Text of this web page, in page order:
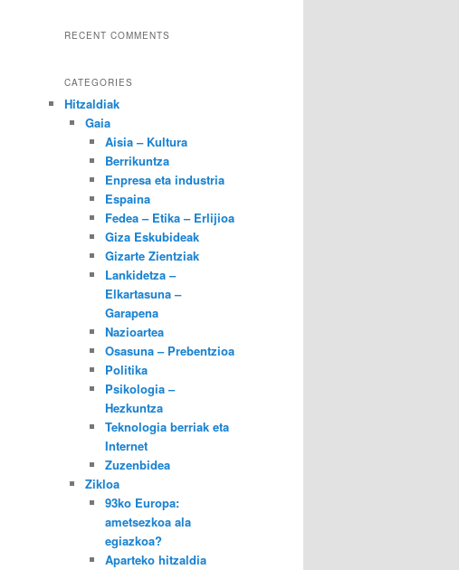
RECENT COMMENTS
CATEGORIES
Hitzaldiak
Gaia
Aisia – Kultura
Berrikuntza
Enpresa eta industria
Espaina
Fedea – Etika – Erlijioa
Giza Eskubideak
Gizarte Zientziak
Lankidetza –
Elkartasuna –
Garapena
Nazioartea
Osasuna – Prebentzioa
Politika
Psikologia –
Hezkuntza
Teknologia berriak eta
Internet
Zuzenbidea
Zikloa
93ko Europa:
ametsezkoa ala
egiazkoa?
Aparteko hitzaldia